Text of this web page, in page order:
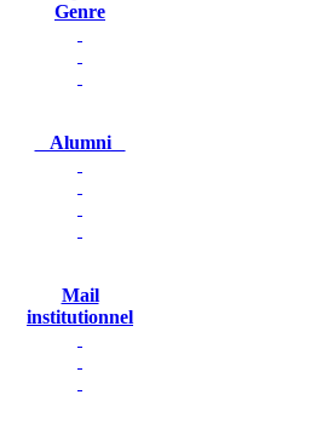
Genre
Alumni
Mail
institutionnel